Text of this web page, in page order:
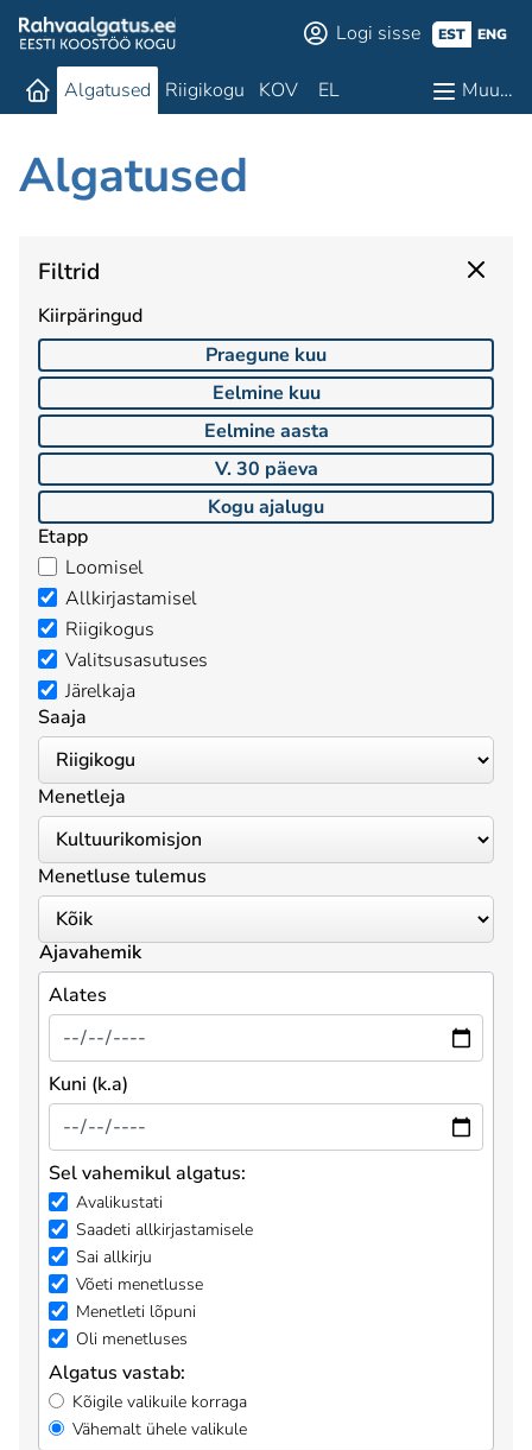
Logi sisse EST ENG
Algatused Riigikogu KOV EL Muu…
Algatused
Filtrid
Kiirpäringud
Praegune kuu
Eelmine kuu
Eelmine aasta
V. 30 päeva
Kogu ajalugu
Etapp
Loomisel
Allkirjastamisel
Riigikogus
Valitsusasutuses
Järelkaja
Saaja
Menetleja
Menetluse tulemus
Ajavahemik
Alates
Kuni (k.a)
Sel vahemikul algatus:
Avalikustati
Saadeti allkirjastamisele
Sai allkirju
Võeti menetlusse
Menetleti lõpuni
Oli menetluses
Algatus vastab:
Kõigile valikuile korraga
Vähemalt ühele valikule